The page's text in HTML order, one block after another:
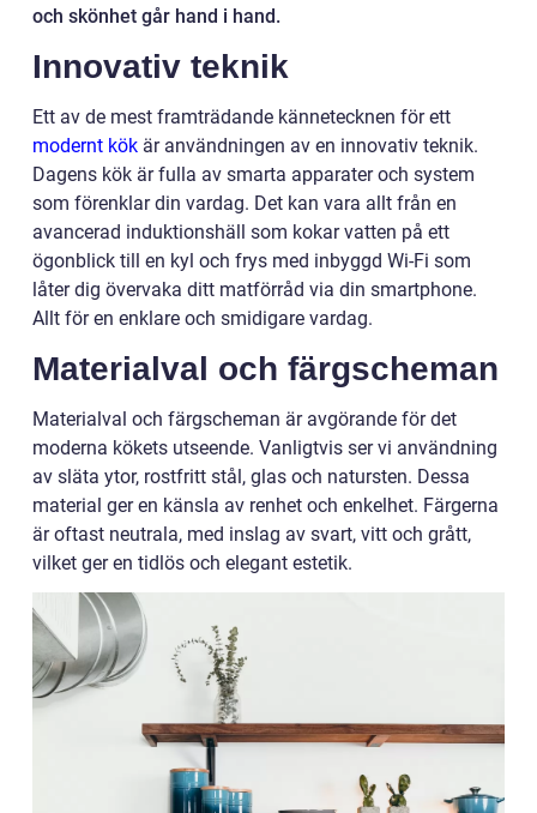
och skönhet går hand i hand.
Innovativ teknik
Ett av de mest framträdande kännetecknen för ett
modernt kök är användningen av en innovativ teknik.
Dagens kök är fulla av smarta apparater och system
som förenklar din vardag. Det kan vara allt från en
avancerad induktionshäll som kokar vatten på ett
ögonblick till en kyl och frys med inbyggd Wi-Fi som
låter dig övervaka ditt matförråd via din smartphone.
Allt för en enklare och smidigare vardag.
Materialval och färgscheman
Materialval och färgscheman är avgörande för det
moderna kökets utseende. Vanligtvis ser vi användning
av släta ytor, rostfritt stål, glas och natursten. Dessa
material ger en känsla av renhet och enkelhet. Färgerna
är oftast neutrala, med inslag av svart, vitt och grått,
vilket ger en tidlös och elegant estetik.